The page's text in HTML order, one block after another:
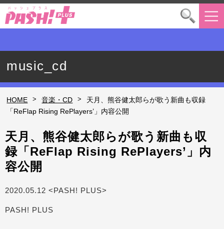
music_cd
HOME > 音楽・CD >
天月、熊谷健太郎らが歌う新曲も収録
「ReFlap Rising RePlayers’」内容公開
天月、熊谷健太郎らが歌う新曲も収
録「ReFlap Rising RePlayers’」内
容公開
2020.05.12 <PASH! PLUS>
PASH! PLUS